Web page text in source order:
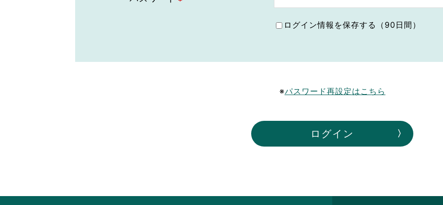
ログイン情報を保存する（90日間）
※パスワード再設定はこちら
ログイン